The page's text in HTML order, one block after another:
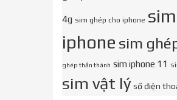
4g sim ghép cho iphone
iphone sim
ghép thần thánh sim iphone 11
sim vật lý số điện